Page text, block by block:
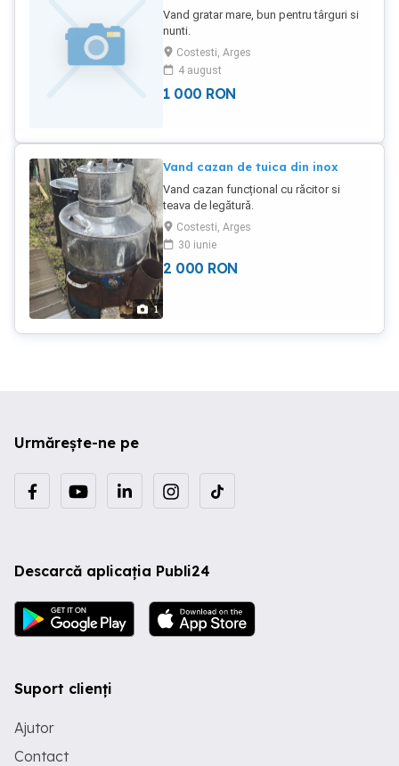
Vand gratar mare, bun pentru târguri si
nunti.
Costesti, Arges
4 august
1 000 RON
1
Vand cazan de tuica din inox
Vand cazan funcțional cu răcitor si
teava de legătură.
Costesti, Arges
30 iunie
2 000 RON
Urmărește-ne pe
Descarcă aplicația Publi24
Suport clienți
Ajutor
Contact